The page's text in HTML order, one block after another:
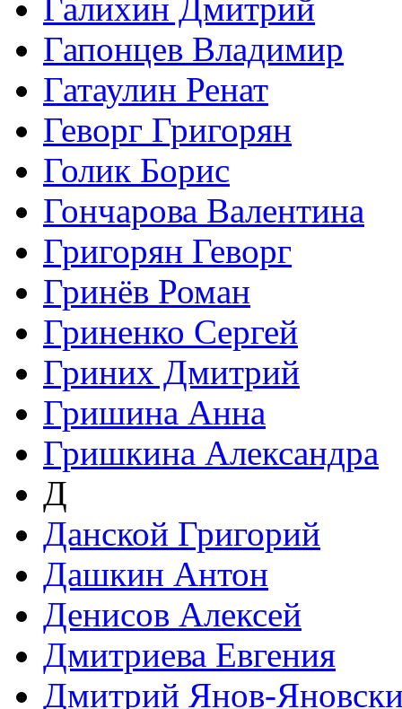
Галихин Дмитрий
Гапонцев Владимир
Гатаулин Ренат
Геворг Григорян
Голик Борис
Гончарова Валентина
Григорян Геворг
Гринёв Роман
Гриненко Сергей
Гриних Дмитрий
Гришина Анна
Гришкина Александра
Д
Данской Григорий
Дашкин Антон
Денисов Алексей
Дмитриева Евгения
Дмитрий Янов-